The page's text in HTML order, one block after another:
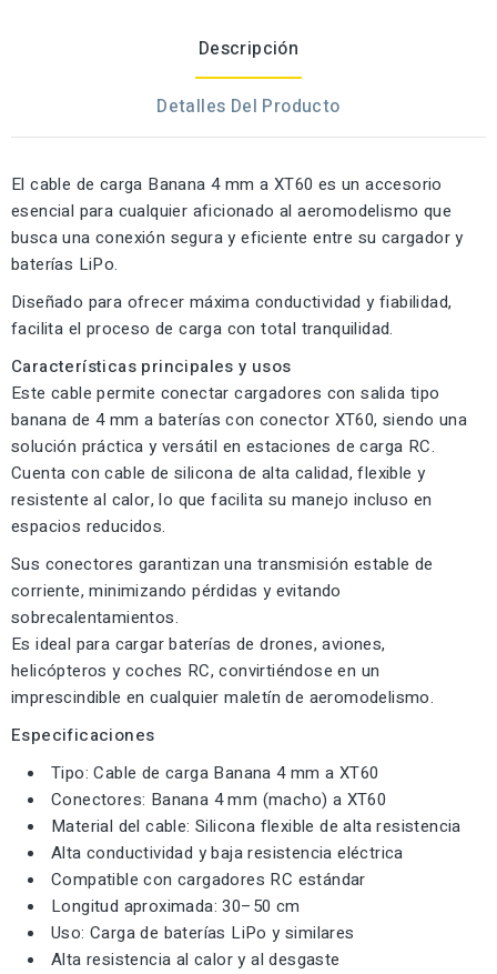
Descripción
Detalles Del Producto
El cable de carga Banana 4 mm a XT60 es un accesorio
esencial para cualquier aficionado al aeromodelismo que
busca una conexión segura y eficiente entre su cargador y
baterías LiPo.
Diseñado para ofrecer máxima conductividad y fiabilidad,
facilita el proceso de carga con total tranquilidad.
Características principales y usos
Este cable permite conectar cargadores con salida tipo
banana de 4 mm a baterías con conector XT60, siendo una
solución práctica y versátil en estaciones de carga RC.
Cuenta con cable de silicona de alta calidad, flexible y
resistente al calor, lo que facilita su manejo incluso en
espacios reducidos.
Sus conectores garantizan una transmisión estable de
corriente, minimizando pérdidas y evitando
sobrecalentamientos.
Es ideal para cargar baterías de drones, aviones,
helicópteros y coches RC, convirtiéndose en un
imprescindible en cualquier maletín de aeromodelismo.
Especificaciones
Tipo: Cable de carga Banana 4 mm a XT60
Conectores: Banana 4 mm (macho) a XT60
Material del cable: Silicona flexible de alta resistencia
Alta conductividad y baja resistencia eléctrica
Compatible con cargadores RC estándar
Longitud aproximada: 30–50 cm
Uso: Carga de baterías LiPo y similares
Alta resistencia al calor y al desgaste